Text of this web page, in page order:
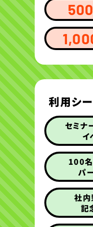
利用シ
セミナ
イ
100
パ
社内
記